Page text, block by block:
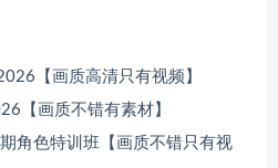
【画质高清只有视频】
【画质不错有素材】
角色特训班【画质不错只有视